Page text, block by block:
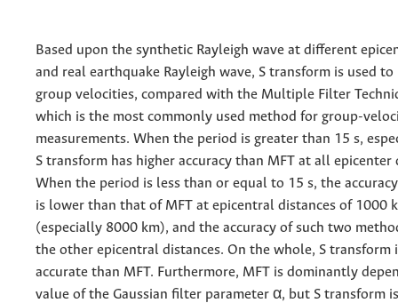
Based upon the synthetic Rayleigh wave at different
and real earthquake Rayleigh wave, S transform is used
group velocities, compared with the Multiple Filter
which is the most commonly used method for group-
measurements. When the period is greater than 15 s,
S transform has higher accuracy than MFT at all epicenter
When the period is less than or equal to 15 s, the
is lower than that of MFT at epicentral distances of 1000
(especially 8000 km), and the accuracy of such two
the other epicentral distances. On the whole, S transform
accurate than MFT. Furthermore, MFT is dominantly
value of the Gaussian filter parameter α, but S transform